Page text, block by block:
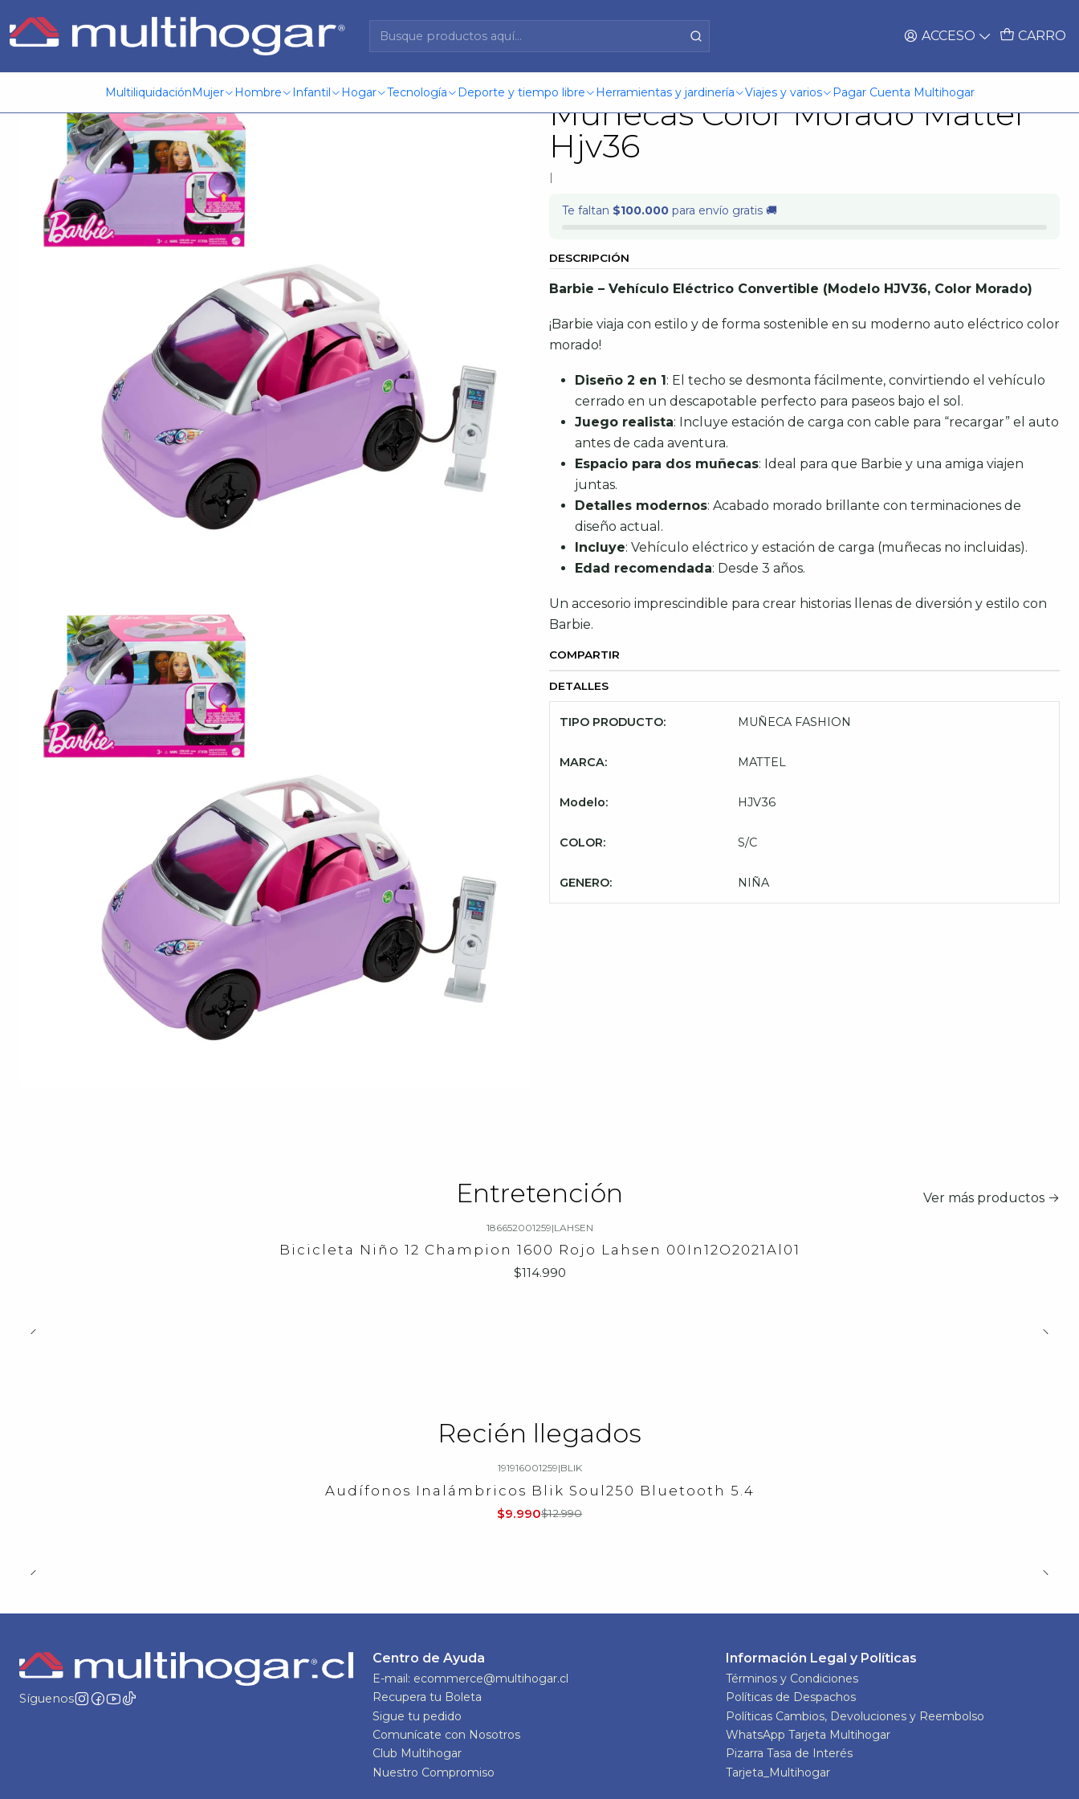
ACCESO CARRO
MultiliquidaciónMujer Hombre Infantil Hogar Tecnología Deporte y tiempo libre Herramientas y jardinería Viajes y varios Pagar Cuenta Multihogar
Inicio Jugueteria Barbie
Barbie Ave Vehículo Para
Muñecas Color Morado Mattel
Hjv36
|
Te faltan $100.000 para envío gratis 🚚
DESCRIPCIÓN
Barbie – Vehículo Eléctrico Convertible (Modelo HJV36, Color Morado)
¡Barbie viaja con estilo y de forma sostenible en su moderno auto eléctrico color
morado!
Diseño 2 en 1: El techo se desmonta fácilmente, convirtiendo el vehículo
cerrado en un descapotable perfecto para paseos bajo el sol.
Juego realista: Incluye estación de carga con cable para “recargar” el auto
antes de cada aventura.
Espacio para dos muñecas: Ideal para que Barbie y una amiga viajen
juntas.
Detalles modernos: Acabado morado brillante con terminaciones de
diseño actual.
Incluye: Vehículo eléctrico y estación de carga (muñecas no incluidas).
Edad recomendada: Desde 3 años.
Un accesorio imprescindible para crear historias llenas de diversión y estilo con
Barbie.
COMPARTIR
DETALLES
TIPO PRODUCTO: MUÑECA FASHION
MARCA: MATTEL
Modelo: HJV36
COLOR: S/C
GENERO: NIÑA
Entretención Ver más productos
186652001259|LAHSEN
Bicicleta Niño 12 Champion 1600 Rojo Lahsen 00In12O2021Al01
$114.990
Recién llegados
191916001259|BLIK
Audífonos Inalámbricos Blik Soul250 Bluetooth 5.4
$9.990$12.990
Síguenos
Centro de Ayuda
E-mail: ecommerce@multihogar.cl
Recupera tu Boleta
Sigue tu pedido
Comunícate con Nosotros
Club Multihogar
Nuestro Compromiso
Información Legal y Políticas
Términos y Condiciones
Políticas de Despachos
Políticas Cambios, Devoluciones y Reembolso
WhatsApp Tarjeta Multihogar
Pizarra Tasa de Interés
Tarjeta_Multihogar